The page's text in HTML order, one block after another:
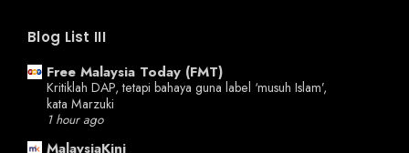
Blog List III
Free Malaysia Today (FMT)
Kritiklah DAP, tetapi bahaya guna label ‘musuh Islam’,
kata Marzuki
1 hour ago
MalaysiaKini